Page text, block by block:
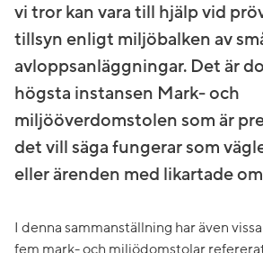
vi tror kan vara till hjälp vid
tillsyn enligt miljöbalken av
avloppsanläggningar. Det är
högsta instansen Mark- och
miljööverdomstolen som är
det vill säga fungerar som
eller ärenden med likartade
I denna sammanställning har även
fem mark- och miljödomstolar